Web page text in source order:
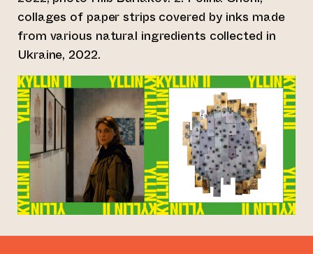
collages of paper strips covered by inks made
from various natural ingredients collected in
Ukraine, 2022.